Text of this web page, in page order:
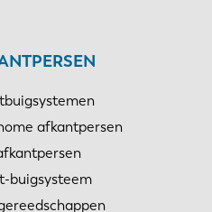
afkantpersen
buigsysteem